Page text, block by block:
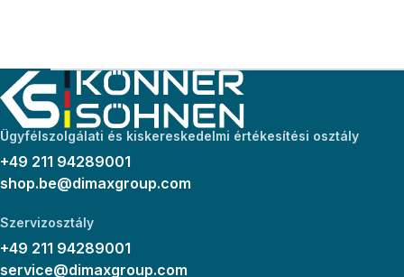
Ügyfélszolgálati és kiskereskedelmi értékesítési osztály
+49 211 94289001
shop.be@dimaxgroup.com
Szervizosztály
+49 211 94289001
service@dimaxgroup.com